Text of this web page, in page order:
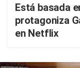
Está basada
protagoniza
en Netflix